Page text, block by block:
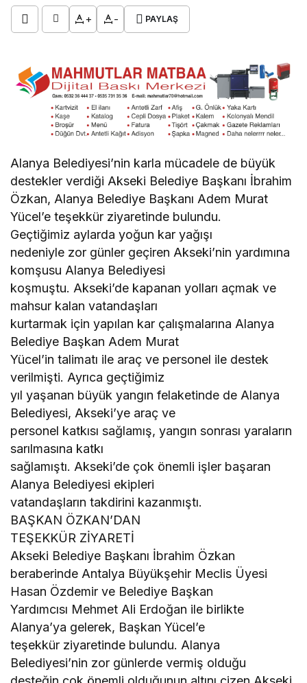
+ - PAYLAŞ
Alanya Belediyesi’nin karla mücadele de büyük
destekler verdiği Akseki Belediye Başkanı İbrahim
Özkan, Alanya Belediye Başkanı Adem Murat
Yücel’e teşekkür ziyaretinde bulundu.
Geçtiğimiz aylarda yoğun kar yağışı
nedeniyle zor günler geçiren Akseki’nin yardımına
komşusu Alanya Belediyesi
koşmuştu. Akseki’de kapanan yolları açmak ve
mahsur kalan vatandaşları
kurtarmak için yapılan kar çalışmalarına Alanya
Belediye Başkan Adem Murat
Yücel’in talimatı ile araç ve personel ile destek
verilmişti. Ayrıca geçtiğimiz
yıl yaşanan büyük yangın felaketinde de Alanya
Belediyesi, Akseki’ye araç ve
personel katkısı sağlamış, yangın sonrası yaraların
sarılmasına katkı
sağlamıştı. Akseki’de çok önemli işler başaran
Alanya Belediyesi ekipleri
vatandaşların takdirini kazanmıştı.
BAŞKAN ÖZKAN’DAN
TEŞEKKÜR ZİYARETİ
Akseki Belediye Başkanı İbrahim Özkan
beraberinde Antalya Büyükşehir Meclis Üyesi
Hasan Özdemir ve Belediye Başkan
Yardımcısı Mehmet Ali Erdoğan ile birlikte
Alanya’ya gelerek, Başkan Yücel’e
teşekkür ziyaretinde bulundu. Alanya
Belediyesi’nin zor günlerde vermiş olduğu